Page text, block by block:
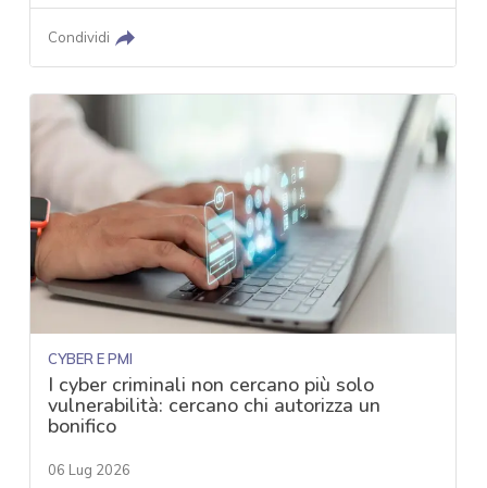
Condividi
CYBER E PMI
I cyber criminali non cercano più solo
vulnerabilità: cercano chi autorizza un
bonifico
06 Lug 2026